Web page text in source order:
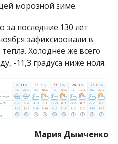
морозной зиме.
за последние 130 лет
зафиксировали в
тепла. Холоднее же всего
-11,3 градуса ниже ноля.
Мария Дымченко